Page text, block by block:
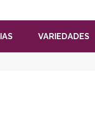
VARIEDADES